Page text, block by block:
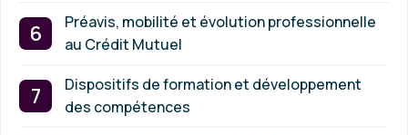
Préavis, mobilité et évolution professionnelle
au Crédit Mutuel
Dispositifs de formation et développement
des compétences